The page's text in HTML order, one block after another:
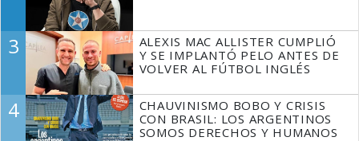
3
ALEXIS MAC ALLISTER CUMPLIÓ
Y SE IMPLANTÓ PELO ANTES DE
VOLVER AL FÚTBOL INGLÉS
4
CHAUVINISMO BOBO Y CRISIS
CON BRASIL: LOS ARGENTINOS
SOMOS DERECHOS Y HUMANOS